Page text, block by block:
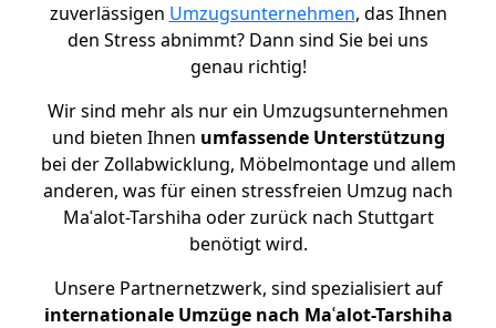
zuverlässigen Umzugsunternehmen, das Ihnen
den Stress abnimmt? Dann sind Sie bei uns
genau richtig!
Wir sind mehr als nur ein Umzugsunternehmen
und bieten Ihnen umfassende Unterstützung
bei der Zollabwicklung, Möbelmontage und allem
anderen, was für einen stressfreien Umzug nach
Maʿalot-Tarshiha oder zurück nach Stuttgart
benötigt wird.
Unsere Partnernetzwerk, sind spezialisiert auf
internationale Umzüge nach Maʿalot-Tarshiha